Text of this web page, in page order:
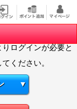
ログインが必要と
ください。
▼